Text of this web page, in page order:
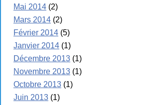
Mai 2014 (2)
Mars 2014 (2)
Février 2014 (5)
Janvier 2014 (1)
Décembre 2013 (1)
Novembre 2013 (1)
Octobre 2013 (1)
Juin 2013 (1)